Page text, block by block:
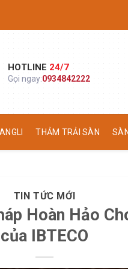
HOTLINE24/7
Gọi ngay:0934842222
THẢM TRẢI SÀN
TIN TỨC MỚI
Hoàn Hảo
của IBTECO